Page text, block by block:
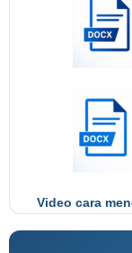
Video cara